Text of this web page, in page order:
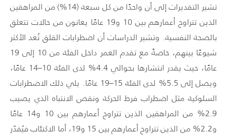
تشير التقديرات إلى أن واحدًا من كل سبعة (14%) من المراهقين
الذين تتراوح أعمارهم بين 10 و19 عامًا يعانون من حالات تتعلق
بالصحة النفسية. وتشير الدراسات أن اضطرابات القلق تُعد الأكثر
شيوعًا بينهم، خاصةً مع تقدم العمر داخل الفئة من 10 إلى 19
عامًا، حيث يقدر انتشارها بحوالي 4.4% لدى الفئة 10–14 عامًا،
ويصل إلى 5.5% لدى الفئة 15–19 عامًا. يلي ذلك الاضطرابات
السلوكية مثل اضطراب فرط الحركة ونقص الانتباه الذي يصيب
2.9% من المراهقين الذين تتراوح أعمارهم بين 10 و14 عامًا
و2.2% من الذين تتراوح أعمارهم بين 15 و19، أما الاكتئاب فيُقدّر